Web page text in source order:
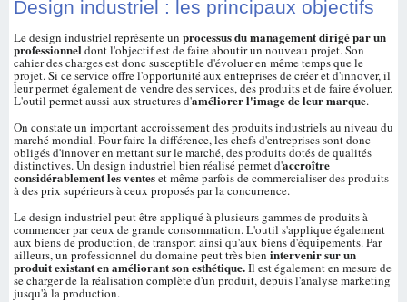
Design industriel : les principaux objectifs
Le design industriel représente un processus du management dirigé par un
professionneldont l'objectif est de faire aboutir un nouveau projet. Son
cahier des charges est donc susceptible d'évoluer en même temps que le
projet. Si ce service offre l'opportunité aux entreprises de créer et d'innover, il
leur permet également de vendre des services, des produits et de faire évoluer.
L'outil permet aussi aux structures d'améliorer l'image de leur marque.
On constate un important accroissement des produits industriels au niveau du
marché mondial. Pour faire la différence, les chefs d'entreprises sont donc
obligés d'innover en mettant sur le marché, des produits dotés de qualités
distinctives. Un design industriel bien réalisé permet d'accroître
considérablement les venteset même parfois de commercialiser des produits
à des prix supérieurs à ceux proposés par la concurrence.
Le design industriel peut être appliqué à plusieurs gammes de produits à
commencer par ceux de grande consommation. L'outil s'applique également
aux biens de production, de transport ainsi qu'aux biens d'équipements. Par
ailleurs, un professionnel du domaine peut très bien intervenir sur un
produit existant en améliorant son esthétique.Il est également en mesure de
se charger de la réalisation complète d'un produit, depuis l'analyse marketing
jusqu'à la production.